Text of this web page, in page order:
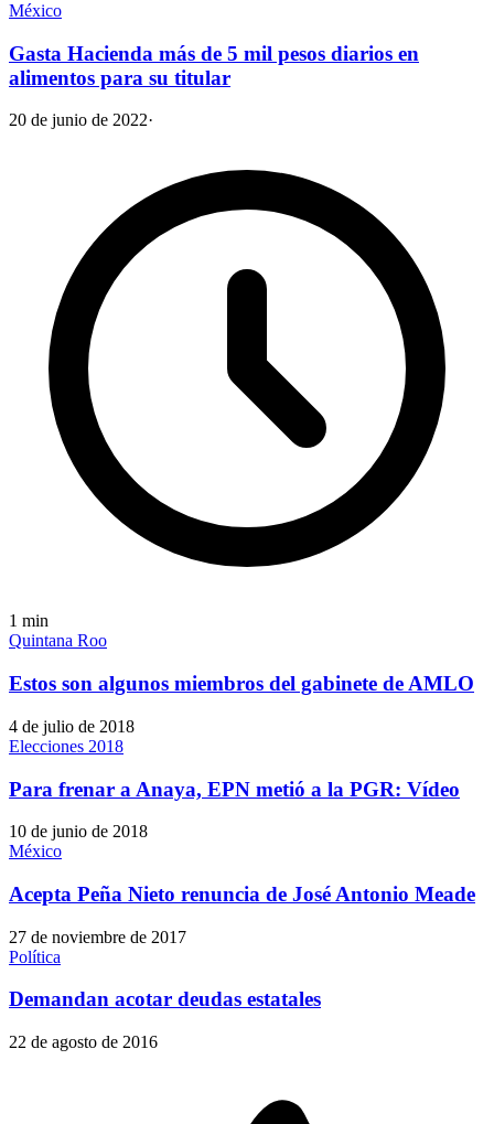
México
Gasta Hacienda más de 5 mil pesos diarios en
alimentos para su titular
20 de junio de 2022·
1 min
Quintana Roo
Estos son algunos miembros del gabinete de AMLO
4 de julio de 2018
Elecciones 2018
Para frenar a Anaya, EPN metió a la PGR: Vídeo
10 de junio de 2018
México
Acepta Peña Nieto renuncia de José Antonio Meade
27 de noviembre de 2017
Política
Demandan acotar deudas estatales
22 de agosto de 2016